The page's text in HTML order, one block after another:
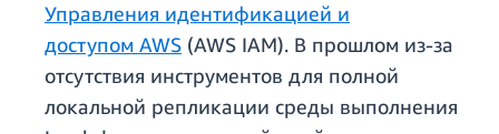
Управления идентификацией и
доступом AWS (AWS IAM). В прошлом из-за
отсутствия инструментов для полной
локальной репликации среды выполнения